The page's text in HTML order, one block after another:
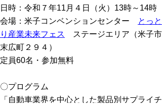
日時：令和７年11月４日（火）13時～14時
会場：米子コンベンションセンター
とっと
り産業未来フェス
ステージエリア（米子市
末広町２９４）
定員60名・参加無料
〇プログラム
「自動車業界を中心とした製品別サプライチ